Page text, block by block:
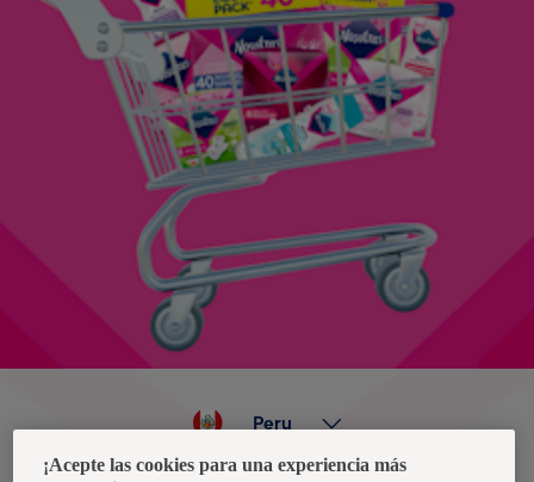
Peru
¡Acepte las cookies para una experiencia más